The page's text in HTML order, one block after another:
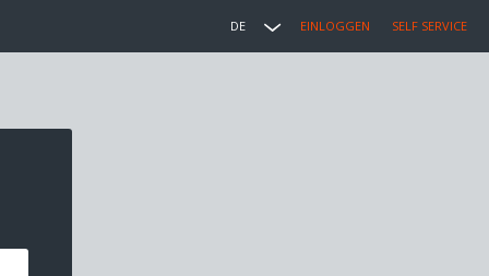
DE EINLOGGEN SELF SERVICE